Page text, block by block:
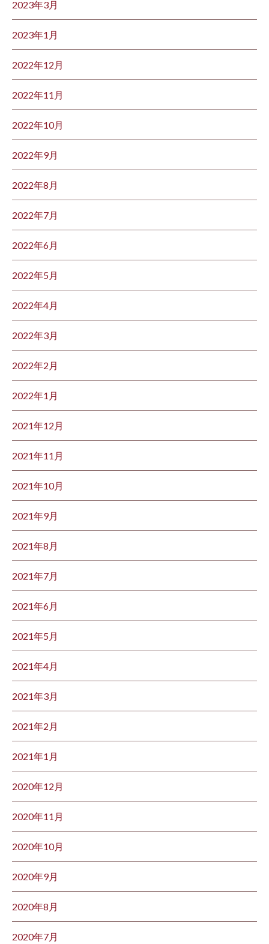
2023年3月
2023年1月
2022年12月
2022年11月
2022年10月
2022年9月
2022年8月
2022年7月
2022年6月
2022年5月
2022年4月
2022年3月
2022年2月
2022年1月
2021年12月
2021年11月
2021年10月
2021年9月
2021年8月
2021年7月
2021年6月
2021年5月
2021年4月
2021年3月
2021年2月
2021年1月
2020年12月
2020年11月
2020年10月
2020年9月
2020年8月
2020年7月